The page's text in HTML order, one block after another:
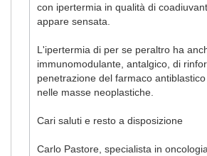
con ipertermia in qualità di
appare sensata.
L'ipertermia di per se peraltro ha
immunomodulante, antalgico, di
penetrazione del farmaco
nelle masse neoplastiche.
Cari saluti e resto a disposizione
Carlo Pastore, specialista in oncologia